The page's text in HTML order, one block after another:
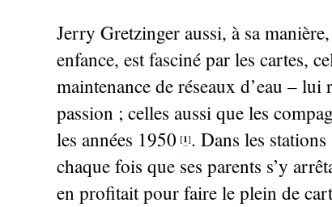
Jerry Gretzinger aussi, à sa
enfance, est fasciné par les cartes,
maintenance de réseaux d’eau –
passion ; celles aussi que les
les années 1950 [1]. Dans les
chaque fois que ses parents s’y
en profitait pour faire le plein de